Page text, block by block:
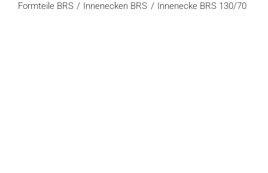
Formteile BRS
Innenecken BRS Innenecke BRS 130/70